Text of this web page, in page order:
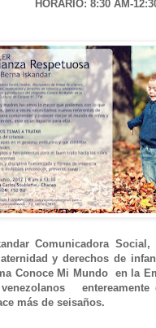
HORARIO: 8:30 AM-
Comunicadora
y derechos de
Conoce Mi Mundo en la
entereamente
más de seisaños.